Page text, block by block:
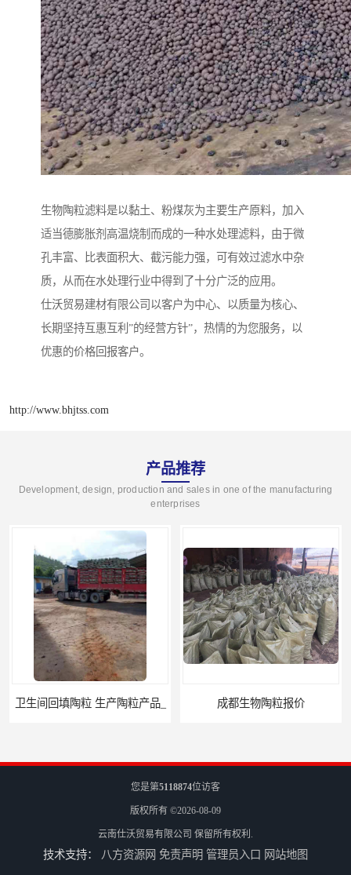
生物陶粒滤料是以黏土、粉煤灰为主要生产原料，加入
适当德膨胀剂高温烧制而成的一种水处理滤料，由于微
孔丰富、比表面积大、截污能力强，可有效过滤水中杂
质，从而在水处理行业中得到了十分广泛的应用。
仕沃贸易建材有限公司以客户为中心、以质量为核心、
长期坚持互惠互利”的经营方针”，热情的为您服务，以
优惠的价格回报客户。
http://www.bhjtss.com
产品推荐
Development, design, production and sales in one of the manufacturing
enterprises
卫生间回填陶粒 生产陶粒产品_ 成都生物陶粒报价
您是第5118874位访客
版权所有 ©2026-08-09
云南仕沃贸易有限公司 保留所有权利.
技术支持： 八方资源网 免责声明 管理员入口 网站地图